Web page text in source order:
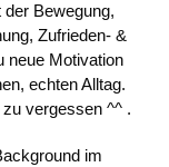
Bewegung,
Zufrieden- &
neue Motivation
echten Alltag.
vergessen ^^ .
im